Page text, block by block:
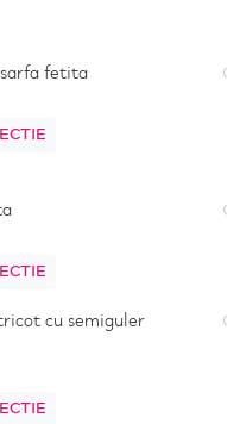
fetita
cu semiguler